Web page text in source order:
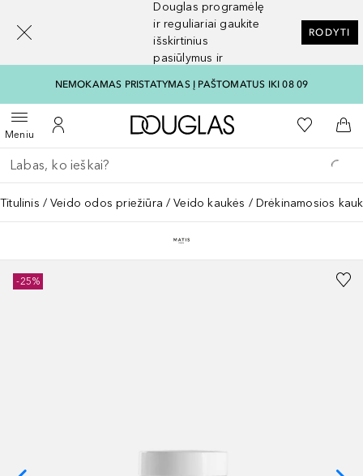
Douglas programėlę
ir reguliariai gaukite
išskirtinius
pasiūlymus ir
RODYTI
NEMOKAMAS PRISTATYMAS Į PAŠTOMATUS IKI 08 09
MeniuAtidaryti meniuĮ mano paskyrą
Į Douglas pagrindinį
Į mano
Į
Grįžk atgal
Vykdykite paiešką
Titulinis Veido odos priežiūra Veido kaukės Drėkinamosios
-25%
[navigation.slideout.screenreader]